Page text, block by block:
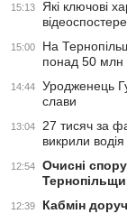
15:13
Які ключові
15:00
На
понад 50 млн
14:44
Уродженець
слави
13:04
27 тисяч за
викрили
12:54
Очисні
12:39 Кабмін